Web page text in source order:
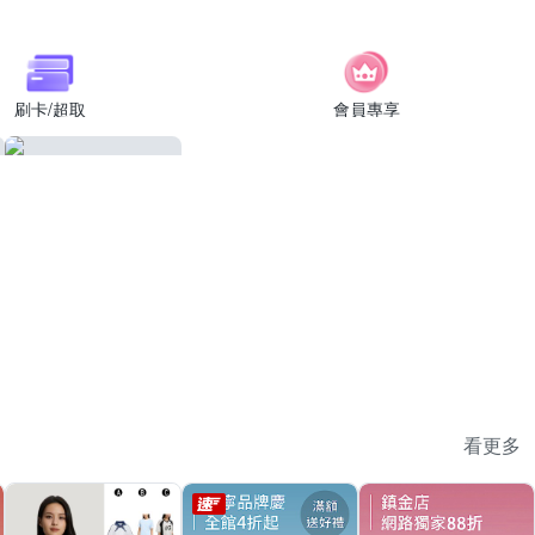
刷卡/超取 會員專享
看更多